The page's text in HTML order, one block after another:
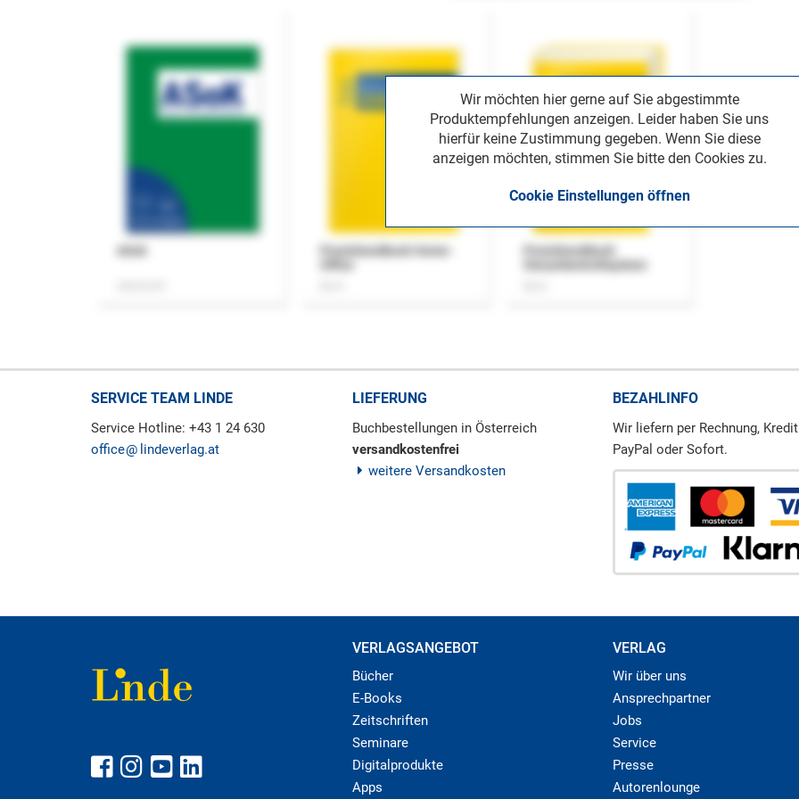
Wir möchten hier gerne auf Sie abgestimmte
Produktempfehlungen anzeigen. Leider haben Sie uns
hierfür keine Zustimmung gegeben. Wenn Sie diese
anzeigen möchten, stimmen Sie bitte den Cookies zu.
Cookie Einstellungen öffnen
ASok
Praxishandbuch Home-
Praxishandbuch
Steuerkontrollsystem
SERVICE TEAM LINDE
Service Hotline: +43 1 24 630
office
lindeverlag.at
LIEFERUNG
Buchbestellungen in Österreich
versandkostenfrei
weitere Versandkosten
BEZAHLINFO
Wir liefern per Rechnung,
PayPal oder Sofort.
VERLAGSANGEBOT
Bücher
E-Books
Zeitschriften
Seminare
Digitalprodukte
Apps
VERLAG
Wir über uns
Ansprechpartner
Jobs
Service
Presse
Autorenlounge